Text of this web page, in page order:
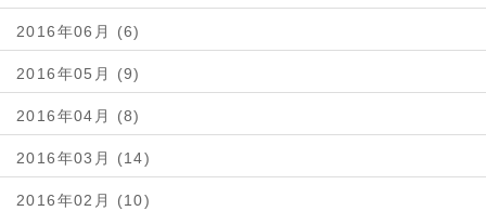
2016年06月 (6)
2016年05月 (9)
2016年04月 (8)
2016年03月 (14)
2016年02月 (10)